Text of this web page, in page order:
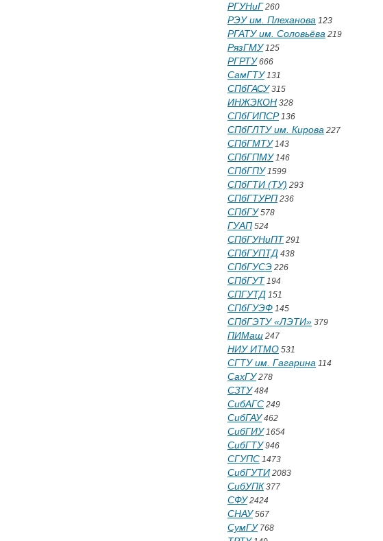
РГУНиГ 260
РЭУ им. Плеханова 123
РГАТУ им. Соловьёва 219
РязГМУ125
РГРТУ666
СамГТУ131
СПбГАСУ315
ИНЖЭКОН 328
СПбГИПСР136
СПбГЛТУ им. Кирова 227
СПбГМТУ143
СПбГПМУ146
СПбГПУ1599
СПбГТИ (ТУ) 293
СПбГТУРП 236
СПбГУ578
ГУАП 524
СПбГУНиПТ 291
СПбГУПТД 438
СПбГУСЭ 226
СПбГУТ 194
СПГУТД 151
СПбГУЭФ 145
СПбГЭТУ «ЛЭТИ» 379
ПИМаш 247
НИУ ИТМО 531
СГТУ им. Гагарина 114
СахГУ278
СЗТУ484
СибАГС 249
СибГАУ462
СибГИУ1654
СибГТУ946
СГУПС 1473
СибГУТИ 2083
СибУПК 377
СФУ2424
СНАУ567
СумГУ768